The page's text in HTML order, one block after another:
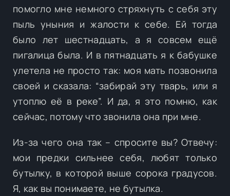
помогло мне немного стряхнуть с себя эту
пыль уныния и жалости к себе. Ей тогда
было лет шестнадцать, а я совсем ещё
пигалица была. И в пятнадцать я к бабушке
улетела не просто так: моя мать позвонила
своей и сказала: “забирай эту тварь, или я
утоплю её в реке”. И да, я это помню, как
сейчас, потому что звонила она при мне.
Из-за чего она так – спросите вы? Отвечу:
мои предки сильнее себя, любят только
бутылку, в которой выше сорока градусов.
Я, как вы понимаете, не бутылка.